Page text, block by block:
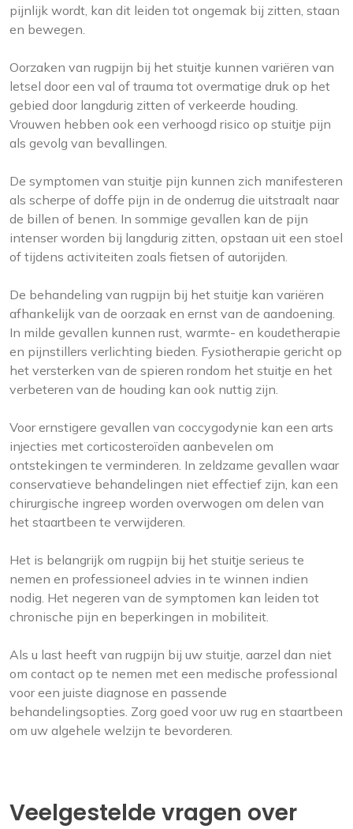
pijnlijk wordt, kan dit leiden tot ongemak bij zitten, staan
en bewegen.
Oorzaken van rugpijn bij het stuitje kunnen variëren van
letsel door een val of trauma tot overmatige druk op het
gebied door langdurig zitten of verkeerde houding.
Vrouwen hebben ook een verhoogd risico op stuitje pijn
als gevolg van bevallingen.
De symptomen van stuitje pijn kunnen zich manifesteren
als scherpe of doffe pijn in de onderrug die uitstraalt naar
de billen of benen. In sommige gevallen kan de pijn
intenser worden bij langdurig zitten, opstaan uit een stoel
of tijdens activiteiten zoals fietsen of autorijden.
De behandeling van rugpijn bij het stuitje kan variëren
afhankelijk van de oorzaak en ernst van de aandoening.
In milde gevallen kunnen rust, warmte- en koudetherapie
en pijnstillers verlichting bieden. Fysiotherapie gericht op
het versterken van de spieren rondom het stuitje en het
verbeteren van de houding kan ook nuttig zijn.
Voor ernstigere gevallen van coccygodynie kan een arts
injecties met corticosteroïden aanbevelen om
ontstekingen te verminderen. In zeldzame gevallen waar
conservatieve behandelingen niet effectief zijn, kan een
chirurgische ingreep worden overwogen om delen van
het staartbeen te verwijderen.
Het is belangrijk om rugpijn bij het stuitje serieus te
nemen en professioneel advies in te winnen indien
nodig. Het negeren van de symptomen kan leiden tot
chronische pijn en beperkingen in mobiliteit.
Als u last heeft van rugpijn bij uw stuitje, aarzel dan niet
om contact op te nemen met een medische professional
voor een juiste diagnose en passende
behandelingsopties. Zorg goed voor uw rug en staartbeen
om uw algehele welzijn te bevorderen.
Veelgestelde vragen over